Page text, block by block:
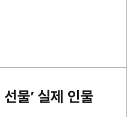
물’ 실제 인물